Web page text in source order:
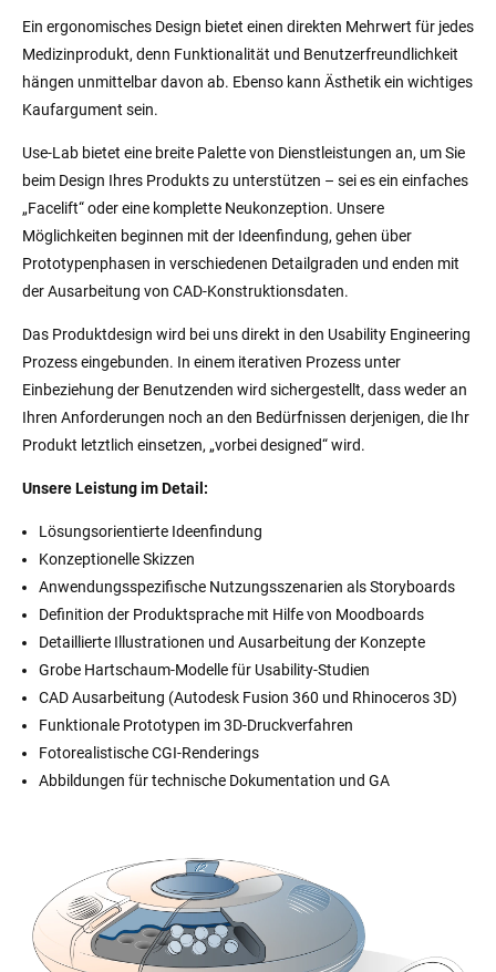
Ein ergonomisches Design bietet einen direkten Mehrwert für jedes
Medizinprodukt, denn Funktionalität und Benutzerfreundlichkeit
hängen unmittelbar davon ab. Ebenso kann Ästhetik ein wichtiges
Kaufargument sein.
Use-Lab bietet eine breite Palette von Dienstleistungen an, um Sie
beim Design Ihres Produkts zu unterstützen – sei es ein einfaches
„Facelift“ oder eine komplette Neukonzeption. Unsere
Möglichkeiten beginnen mit der Ideenfindung, gehen über
Prototypenphasen in verschiedenen Detailgraden und enden mit
der Ausarbeitung von CAD-Konstruktionsdaten.
Das Produktdesign wird bei uns direkt in den Usability Engineering
Prozess eingebunden. In einem iterativen Prozess unter
Einbeziehung der Benutzenden wird sichergestellt, dass weder an
Ihren Anforderungen noch an den Bedürfnissen derjenigen, die Ihr
Produkt letztlich einsetzen, „vorbei designed“ wird.
Unsere Leistung im Detail:
Lösungsorientierte Ideenfindung
Konzeptionelle Skizzen
Anwendungsspezifische Nutzungsszenarien als Storyboards
Definition der Produktsprache mit Hilfe von Moodboards
Detaillierte Illustrationen und Ausarbeitung der Konzepte
Grobe Hartschaum-Modelle für Usability-Studien
CAD Ausarbeitung (Autodesk Fusion 360 und Rhinoceros 3D)
Funktionale Prototypen im 3D-Druckverfahren
Fotorealistische CGI-Renderings
Abbildungen für technische Dokumentation und GA